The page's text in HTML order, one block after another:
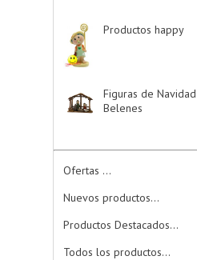
Productos happy
Figuras de
Belenes
Ofertas ...
Nuevos productos...
Productos Destacados...
Todos los productos...